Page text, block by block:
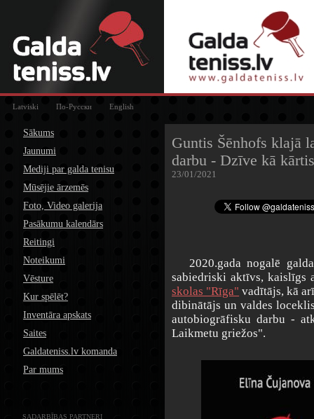
Latviski По-Русски English
Sākums
Jaunumi
Mediji par galda tenisu
Mūsējie ārzemēs
Foto, Video galerija
Pasākumu kalendārs
Reitingi
Noteikumi
Vēsture
Kur spēlēt?
Inventāra apskats
Saites
Galdateniss.lv komanda
Par mums
SADARBĪBAS PARTNERI
Guntis Šēnhofs klajā
darbu - Dzīve kā
23/01/2021
2020.gada nogalē
sabiedriski aktīvs, kaislīgs
skolas "Rīga" vadītājs, kā
dibinātājs un valdes
autobiogrāfisku darbu -
Laikmetu griežos".